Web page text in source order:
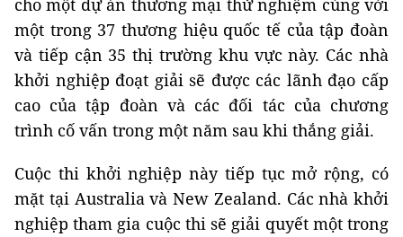
cho một dự án thương mại thử nghiệm cùng với
một trong 37 thương hiệu quốc tế của tập đoàn
và tiếp cận 35 thị trường khu vực này. Các nhà
khởi nghiệp đoạt giải sẽ được các lãnh đạo cấp
cao của tập đoàn và các đối tác của chương
trình cố vấn trong một năm sau khi thắng giải.
Cuộc thi khởi nghiệp này tiếp tục mở rộng, có
mặt tại Australia và New Zealand. Các nhà khởi
nghiệp tham gia cuộc thi sẽ giải quyết một trong